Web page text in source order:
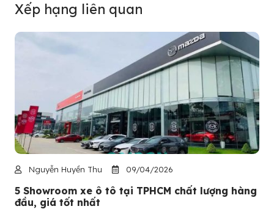
Xếp hạng liên quan
Nguyễn Huyền Thu 09/04/2026
5 Showroom xe ô tô tại TPHCM chất lượng hàng
đầu, giá tốt nhất